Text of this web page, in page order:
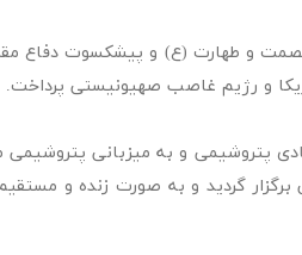
و طهارت (ع) و پیشکسوت دفاع
و رژیم غاصب صهیونیستی پرداخت.
پتروشیمی و به میزبانی
گردید و به صورت زنده و